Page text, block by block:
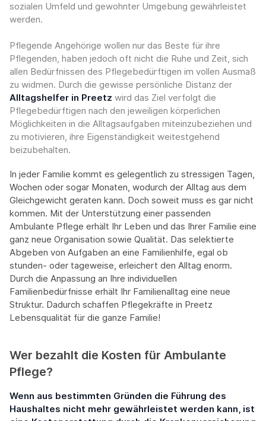
sozialen Umfeld und gewohnter Umgebung gewährleistet
werden.
Pflegende Angehörige wollen nur das Beste für ihre
Pflegenden, haben jedoch oft nicht die Ruhe und Zeit, sich
allen Bedürfnissen des Pflegebedürftigen im vollen Ausmaß
zu widmen. Durch die gewisse persönliche Distanz der
Alltagshelfer in Preetz wird das Ziel verfolgt die
Pflegebedürftigen nach den jeweiligen körperlichen
Möglichkeiten in die Alltagsaufgaben miteinzubeziehen und
zu motivieren, ihre Eigenständigkeit weitestgehend
beizubehalten.
In jeder Familie kommt es gelegentlich zu stressigen Tagen,
Wochen oder sogar Monaten, wodurch der Alltag aus dem
Gleichgewicht geraten kann. Doch soweit muss es gar nicht
kommen. Mit der Unterstützung einer passenden
Ambulante Pflege erhält Ihr Leben und das Ihrer Familie eine
ganz neue Organisation sowie Qualität. Das selektierte
Abgeben von Aufgaben an eine Familienhilfe, egal ob
stunden- oder tageweise, erleichert den Alltag enorm.
Durch die Anpassung an Ihre individuellen
Familienbedürfnisse erhält Ihr Familienalltag eine neue
Struktur. Dadurch schaffen Pflegekräfte in Preetz
Lebensqualität für die ganze Familie!
Wer bezahlt die Kosten für Ambulante
Pflege?
Wenn aus bestimmten Gründen die Führung des
Haushaltes nicht mehr gewährleistet werden kann, ist